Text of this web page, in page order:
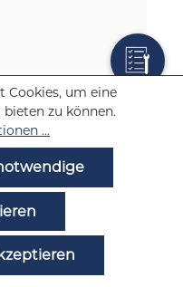
Cookies, um eine
zu können.
...